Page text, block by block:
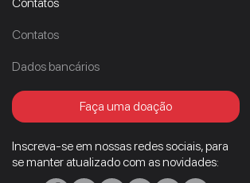
Contatos
Dados bancários
Faça uma doação
Inscreva-se em nossas redes sociais, para
se manter atualizado com as novidades: